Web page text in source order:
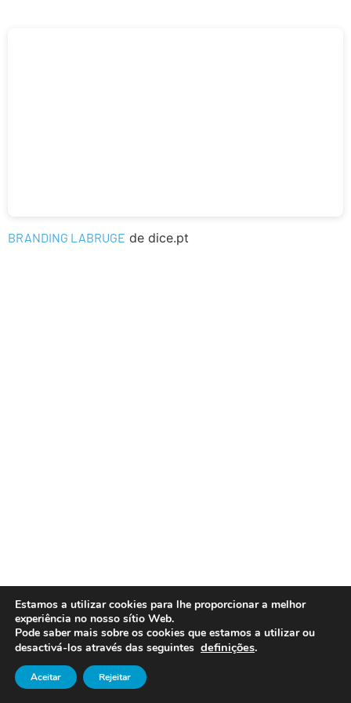
BRANDING LABRUGE de dice.pt
Estamos a utilizar cookies para lhe proporcionar a melhor
experiência no nosso sítio Web.
Pode saber mais sobre os cookies que estamos a utilizar ou
desactivá-los através das seguintes definições.
Aceitar Rejeitar